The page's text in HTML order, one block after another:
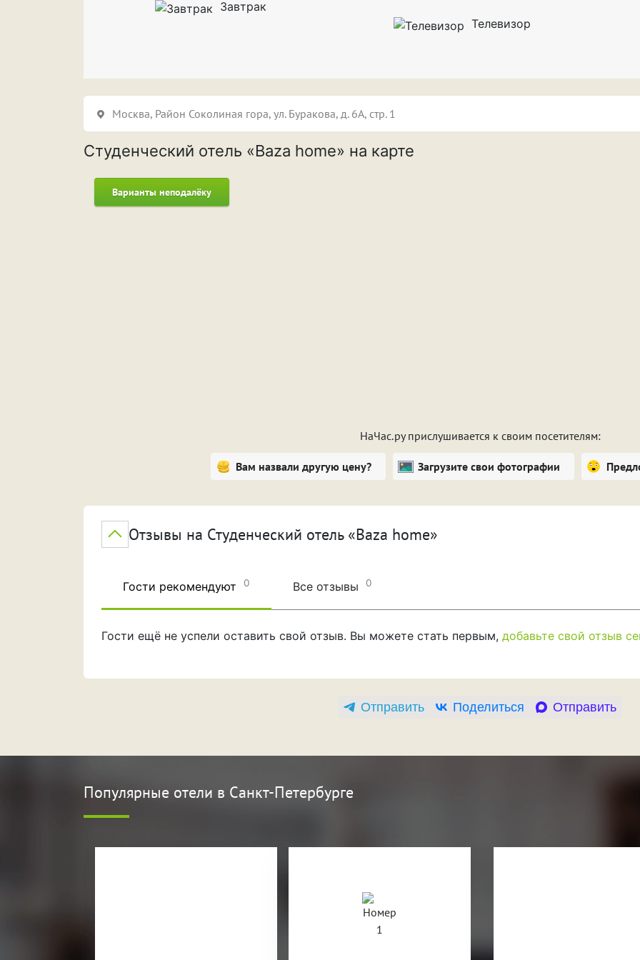
Завтрак
Телевизор
Москва, Район Соколиная гора, ​ул. Буракова, д. 6А, стр. 1
Студенческий отель «Baza home» на карте
Варианты неподалёку
НаЧас.ру прислушивается к своим посетителям:
Вам назвали другую цену? Загрузите свои фотографии
Отзывы на Студенческий отель «Baza home»
Гости рекомендуют 0 Все отзывы 0
Гости ещё не успели оставить свой отзыв. Вы можете стать первым, добавьте свой отзыв
Отправить Поделиться Отправить
Популярные отели в Санкт-Петербурге